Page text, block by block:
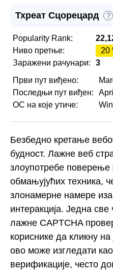
Тхреат Сцорецард ?
Popularity Rank:
Ниво претње:
20
Заражени рачунари:
3
Први пут виђено:
Последњи пут виђен:
ОС на које утиче:
Безбедно кретање
будност. Лажне веб
злоупотребе поверење
обмањујућих техника,
злонамерне намере
интеракција. Једна
лажне CAPTCHA
кориснике да кликну
ово може изгледати
верификације, често